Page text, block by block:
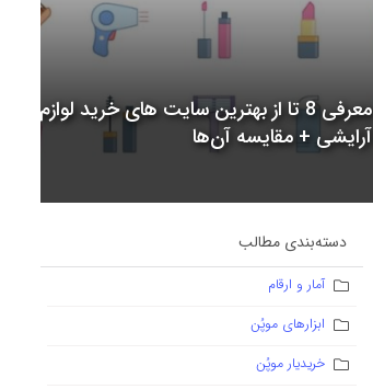
معرفی 8 تا از بهترین سایت های خرید لوازم
آرایشی + مقایسه آن‌ها
دسته‌بندی مطالب
آمار و ارقام
ابزارهای موپُن
خریدیار موپُن